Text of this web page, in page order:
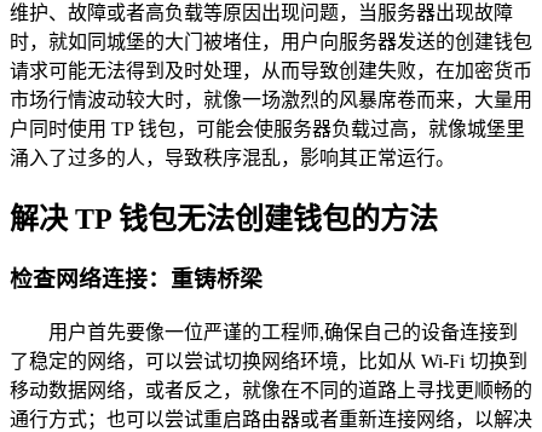
维护、故障或者高负载等原因出现问题，当服务器出现故障
时，就如同城堡的大门被堵住，用户向服务器发送的创建钱包
请求可能无法得到及时处理，从而导致创建失败，在加密货币
市场行情波动较大时，就像一场激烈的风暴席卷而来，大量用
户同时使用 TP 钱包，可能会使服务器负载过高，就像城堡里
涌入了过多的人，导致秩序混乱，影响其正常运行。
解决 TP 钱包无法创建钱包的方法
检查网络连接：重铸桥梁
用户首先要像一位严谨的工程师,确保自己的设备连接到
了稳定的网络，可以尝试切换网络环境，比如从 Wi-Fi 切换到
移动数据网络，或者反之，就像在不同的道路上寻找更顺畅的
通行方式；也可以尝试重启路由器或者重新连接网络，以解决